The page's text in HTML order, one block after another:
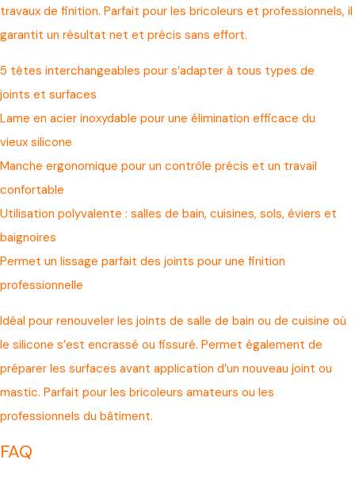
travaux de finition. Parfait pour les bricoleurs et professionnels, il
garantit un résultat net et précis sans effort.
5 têtes interchangeables pour s’adapter à tous types de
joints et surfaces
Lame en acier inoxydable pour une élimination efficace du
vieux silicone
Manche ergonomique pour un contrôle précis et un travail
confortable
Utilisation polyvalente : salles de bain, cuisines, sols, éviers et
baignoires
Permet un lissage parfait des joints pour une finition
professionnelle
Idéal pour renouveler les joints de salle de bain ou de cuisine où
le silicone s’est encrassé ou fissuré. Permet également de
préparer les surfaces avant application d’un nouveau joint ou
mastic. Parfait pour les bricoleurs amateurs ou les
professionnels du bâtiment.
FAQ